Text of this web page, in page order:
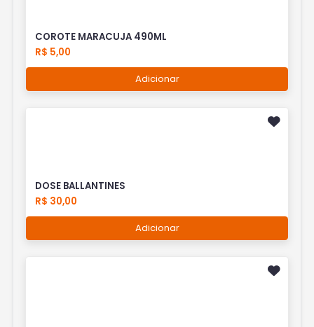
COROTE MARACUJA 490ML
R$ 5,00
Adicionar
DOSE BALLANTINES
R$ 30,00
Adicionar